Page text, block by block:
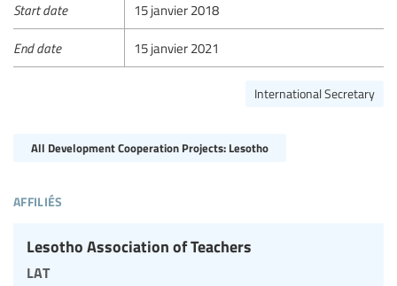
Start date 15 janvier 2018
End date 15 janvier 2021
International Secretary
All Development Cooperation Projects: Lesotho
affiliés
Lesotho Association of Teachers
lat